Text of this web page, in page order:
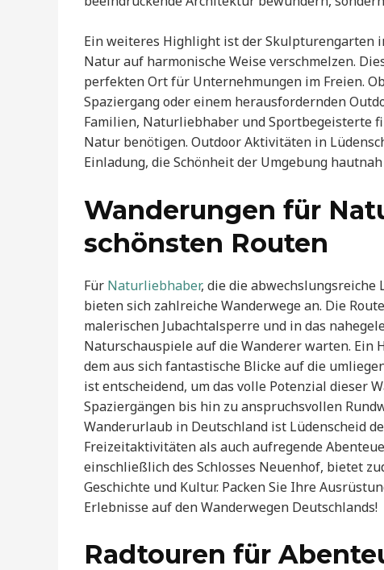
Ein weiteres Highlight ist der Skulpturengarten
Natur auf harmonische Weise verschmelzen.
perfekten Ort für Unternehmungen im Freien.
Spaziergang oder einem herausfordernden
Familien, Naturliebhaber und Sportbegeisterte
Natur benötigen. Outdoor Aktivitäten in
Einladung, die Schönheit der Umgebung
Wanderungen für
schönsten Routen
Für Naturliebhaber, die die abwechslungsreiche
bieten sich zahlreiche Wanderwege an. Die
malerischen Jubachtalsperre und in das
Naturschauspiele auf die Wanderer warten.
dem aus sich fantastische Blicke auf die
ist entscheidend, um das volle Potenzial dieser
Spaziergängen bis hin zu anspruchsvollen
Wanderurlaub in Deutschland ist Lüdenscheid
Freizeitaktivitäten als auch aufregende
einschließlich des Schlosses Neuenhof, bietet
Geschichte und Kultur. Packen Sie Ihre
Erlebnisse auf den Wanderwegen Deutschlands!
Radtouren für